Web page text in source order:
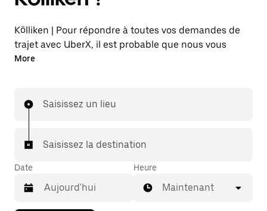
Kölliken | Pour répondre à toutes vos demandes de
trajet avec UberX, il est probable que nous vous
mettions en relation avec un chauffeur de taxi. Si tel
et 7 j/7), comme avec UberX, et pourrez rejoindre
Dans certaines villes de Suisse, pour vous assurer de
pouvez le demander dans l'application.
More
Saisissez un lieu
Saisissez la destination
Date Heure
Maintenant